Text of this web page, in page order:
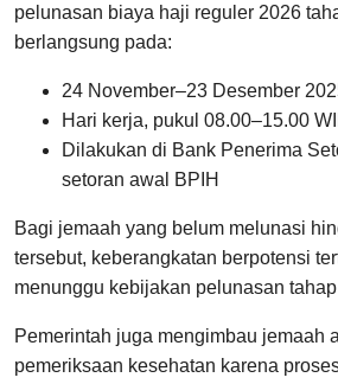
pelunasan biaya haji reguler 2026
berlangsung pada:
24 November–23 Desember
Hari kerja, pukul 08.00–15.00
Dilakukan di Bank Penerima
setoran awal BPIH
Bagi jemaah yang belum melunasi
tersebut, keberangkatan berpotensi
menunggu kebijakan pelunasan
Pemerintah juga mengimbau jemaah
pemeriksaan kesehatan karena